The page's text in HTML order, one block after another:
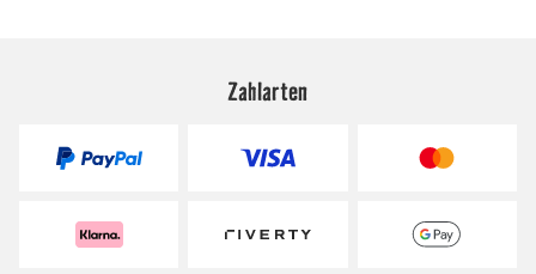
Zahlarten